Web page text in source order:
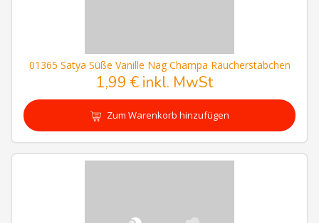
01365 Satya Süße Vanille Nag Champa Räucherstäbchen
1,99 € inkl. MwSt
Zum Warenkorb hinzufügen